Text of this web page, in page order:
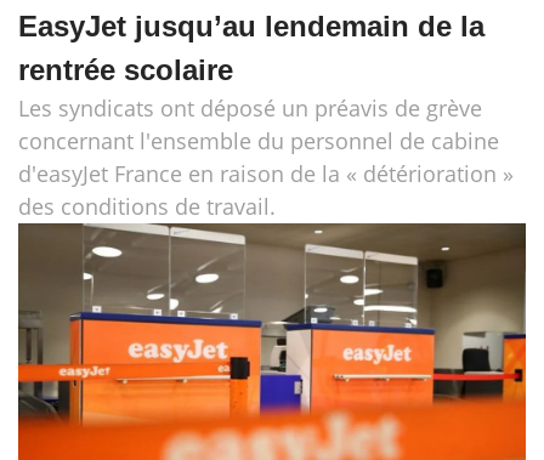
EasyJet jusqu’au lendemain de la
rentrée scolaire
Les syndicats ont déposé un préavis de grève
concernant l'ensemble du personnel de cabine
d'easyJet France en raison de la « détérioration »
des conditions de travail.